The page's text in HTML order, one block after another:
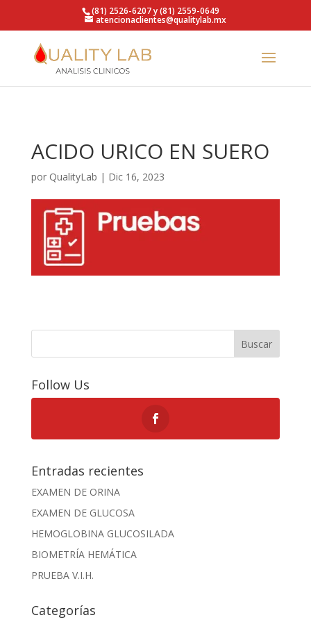
https://qualitylab.mx/(81) 2526-6207 y (81) 2559-0649
atencionaclientes@qualitylab.mx
ACIDO URICO EN SUERO
por QualityLab | Dic 16, 2023
Buscar
Follow Us
Entradas recientes
EXAMEN DE ORINA
EXAMEN DE GLUCOSA
HEMOGLOBINA GLUCOSILADA
BIOMETRÍA HEMÁTICA
PRUEBA V.I.H.
Categorías